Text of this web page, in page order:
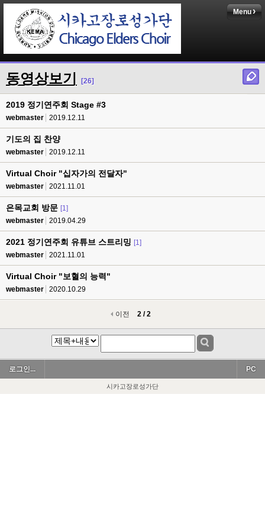
Menu
동영상보기 [26]
2019 정기연주회 Stage #3
webmaster 2019.12.11
기도의 집 찬양
webmaster 2019.12.11
Virtual Choir "십자가의 전달자"
webmaster 2021.11.01
은목교회 방문 [1]
webmaster
2019.04.29
2021 정기연주회 유튜브 스트리밍 [1]
webmaster
2021.11.01
Virtual Choir "보혈의 능력"
webmaster 2020.10.29
이전 2 / 2
로그인... PC
시카고장로성가단